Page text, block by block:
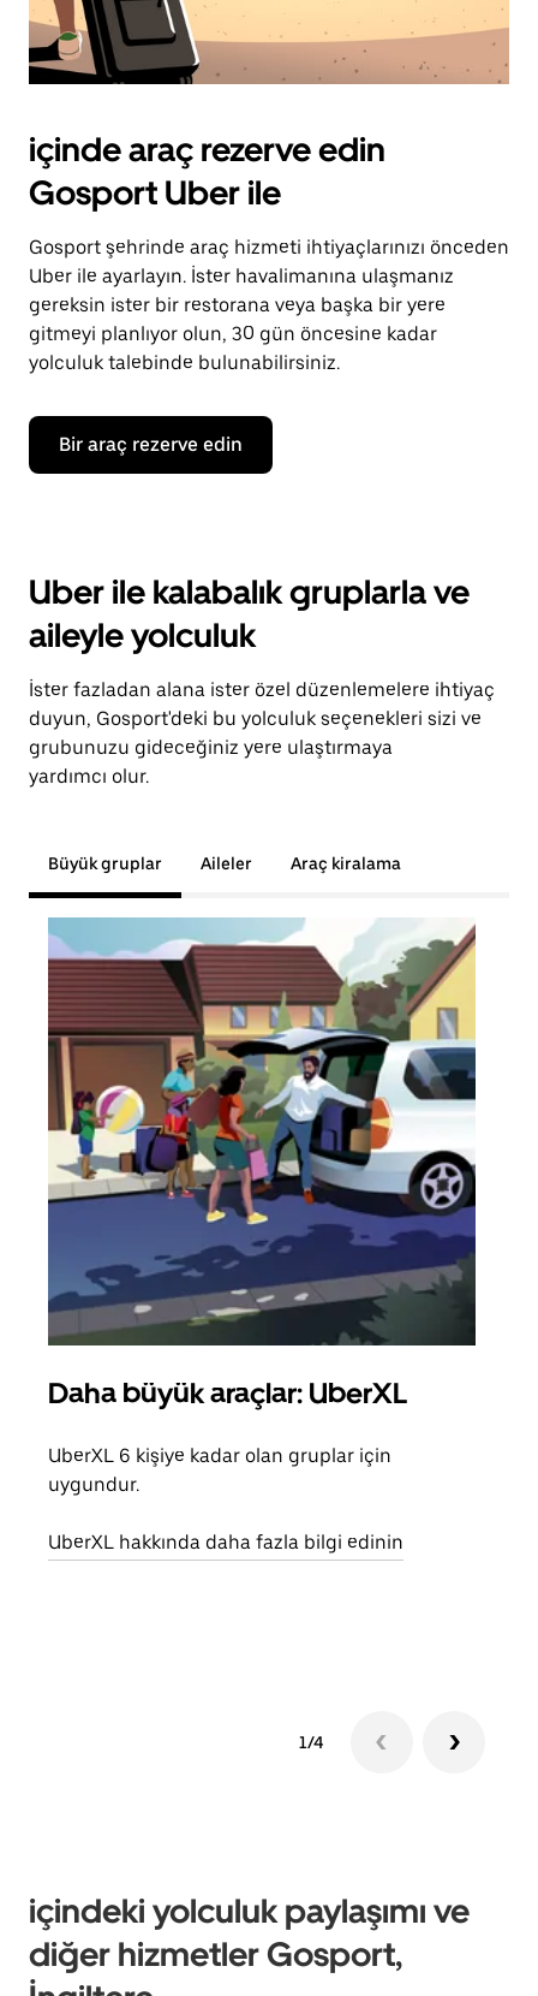
içinde araç rezerve edin
Gosport Uber ile
Gosport şehrinde araç hizmeti ihtiyaçlarınızı önceden
Uber ile ayarlayın. İster havalimanına ulaşmanız
gereksin ister bir restorana veya başka bir yere
gitmeyi planlıyor olun, 30 gün öncesine kadar
yolculuk talebinde bulunabilirsiniz.
Bir araç rezerve edin
Uber ile kalabalık gruplarla ve
aileyle yolculuk
İster fazladan alana ister özel düzenlemelere ihtiyaç
duyun, Gosport'deki bu yolculuk seçenekleri sizi ve
grubunuzu gideceğiniz yere ulaştırmaya
yardımcı olur.
Büyük gruplar Aileler Araç kiralama
Daha büyük araçlar: UberXL
UberXL 6 kişiye kadar olan gruplar için
uygundur.
UberXL hakkında daha fazla bilgi edinin
1/4
içindeki yolculuk paylaşımı ve
diğer hizmetler Gosport,